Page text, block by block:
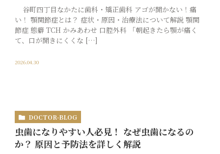
谷町四丁目なかたに歯科・矯正歯科 アゴが開かない！痛
い！ 顎関節症とは？ 症状・原因・治療法について解説 顎関
節症 態癖 TCH かみあわせ 口腔外科 「朝起きたら顎が痛く
て、口が開きにくくな […]
2026.04.30
DOCTOR-BLOG
虫歯になりやすい人必見！ なぜ虫歯になるの
か？ 原因と予防法を詳しく解説